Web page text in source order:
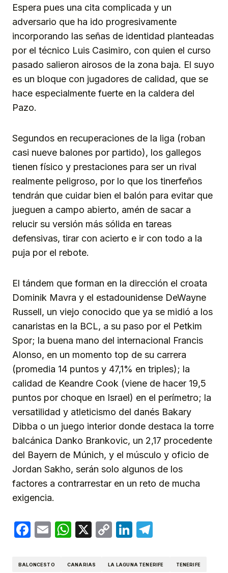
Espera pues una cita complicada y un
adversario que ha ido progresivamente
incorporando las señas de identidad planteadas
por el técnico Luis Casimiro, con quien el curso
pasado salieron airosos de la zona baja. El suyo
es un bloque con jugadores de calidad, que se
hace especialmente fuerte en la caldera del
Pazo.
Segundos en recuperaciones de la liga (roban
casi nueve balones por partido), los gallegos
tienen físico y prestaciones para ser un rival
realmente peligroso, por lo que los tinerfeños
tendrán que cuidar bien el balón para evitar que
jueguen a campo abierto, amén de sacar a
relucir su versión más sólida en tareas
defensivas, tirar con acierto e ir con todo a la
puja por el rebote.
El tándem que forman en la dirección el croata
Dominik Mavra y el estadounidense DeWayne
Russell, un viejo conocido que ya se midió a los
canaristas en la BCL, a su paso por el Petkim
Spor; la buena mano del internacional Francis
Alonso, en un momento top de su carrera
(promedia 14 puntos y 47,1% en triples); la
calidad de Keandre Cook (viene de hacer 19,5
puntos por choque en Israel) en el perímetro; la
versatilidad y atleticismo del danés Bakary
Dibba o un juego interior donde destaca la torre
balcánica Danko Brankovic, un 2,17 procedente
del Bayern de Múnich, y el músculo y oficio de
Jordan Sakho, serán solo algunos de los
factores a contrarrestar en un reto de mucha
exigencia.
Facebook
EmailWhatsApp
X
CopyLinkedIn
BALONCESTO CANARIAS LA LAGUNA TENERIFE TENERIFE